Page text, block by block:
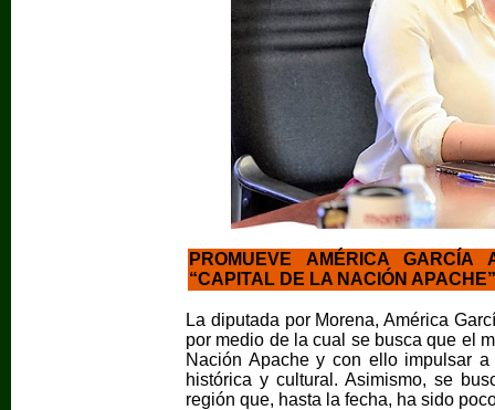
PROMUEVE AMÉRICA
“CAPITAL DE LA NACIÓN APACHE”
La diputada por Morena, América
por medio de la cual se busca que el
Nación Apache y con ello impulsar
histórica y cultural. Asimismo, se
región que, hasta la fecha, ha sido